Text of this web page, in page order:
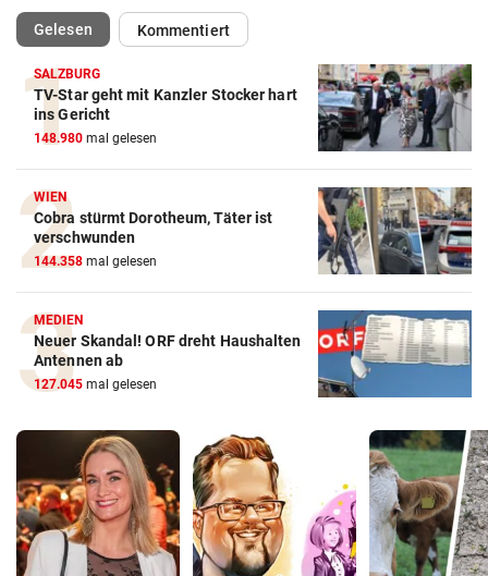
Gelesen(ausgewählt)Kommentiert
SALZBURG
TV-Star geht mit Kanzler Stocker hart
ins Gericht
148.980 mal gelesen
WIEN
Cobra stürmt Dorotheum, Täter ist
verschwunden
144.358 mal gelesen
MEDIEN
Neuer Skandal! ORF dreht Haushalten
Antennen ab
127.045 mal gelesen